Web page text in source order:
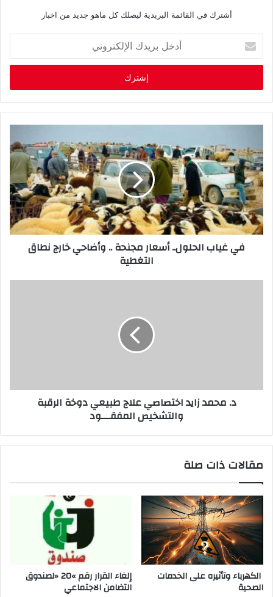
أشترك في القائمة البريدية ليصلك كل ماهو جديد من اخبار
خ
ب
ر
ا
ل
إ
ل
ك
ت
ر
في غياب الحلول.. أسعار مجنحة .. وأضاحي خارج نطاق
التغطية
د. محمد زايد اختصاصي علاج طبيعي دوخة الرقبة
والتشخيص المفقـــود
مقالات ذات صلة
‬الصحية ‬التضامن‭ ‬الاجتماعي